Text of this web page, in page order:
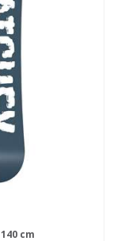
140 cm